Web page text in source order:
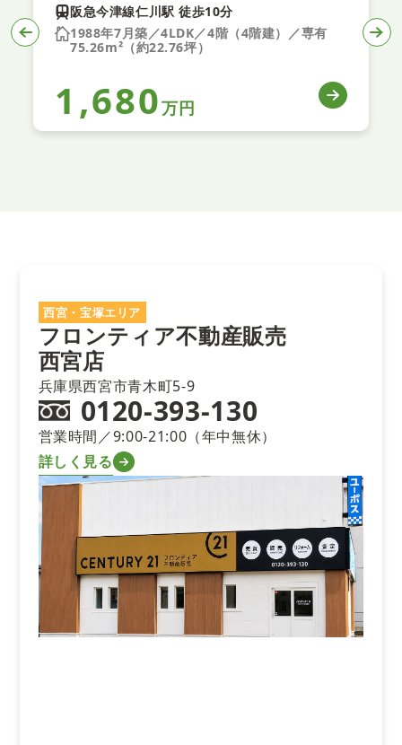
阪急今津線仁川駅 徒歩10分
1988年7月築／4LDK／4階（4階建）／専有
75.26m²（約22.76坪）
1,680万円
西宮・宝塚エリア
フロンティア不動産販売
西宮店
兵庫県西宮市青木町5-9
0120-393-130
営業時間／9:00-21:00（年中無休）
詳しく見る